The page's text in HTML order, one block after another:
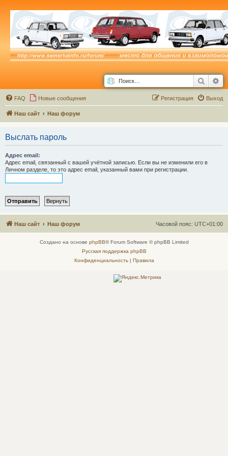
Поиск
FAQ Новые сообщения Выход
Регистрация
Наш сайт Наш форум
Выслать пароль
Адрес email:
Адрес email, связанный с вашей учётной записью. Если вы не изменили его в
Личном разделе, то это адрес email, указанный вами при регистрации.
Наш сайт Наш форум Часовой пояс: UTC+01:00
Создано на основе phpBB® Forum Software © phpBB Limited
Русская поддержка phpBB
Конфиденциальность| Правила